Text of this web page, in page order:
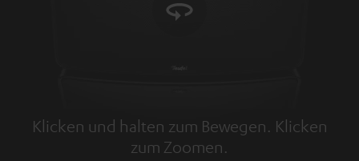
Klicken und halten zum Bewegen. Klicken
zum Zoomen.
Tap to zoom